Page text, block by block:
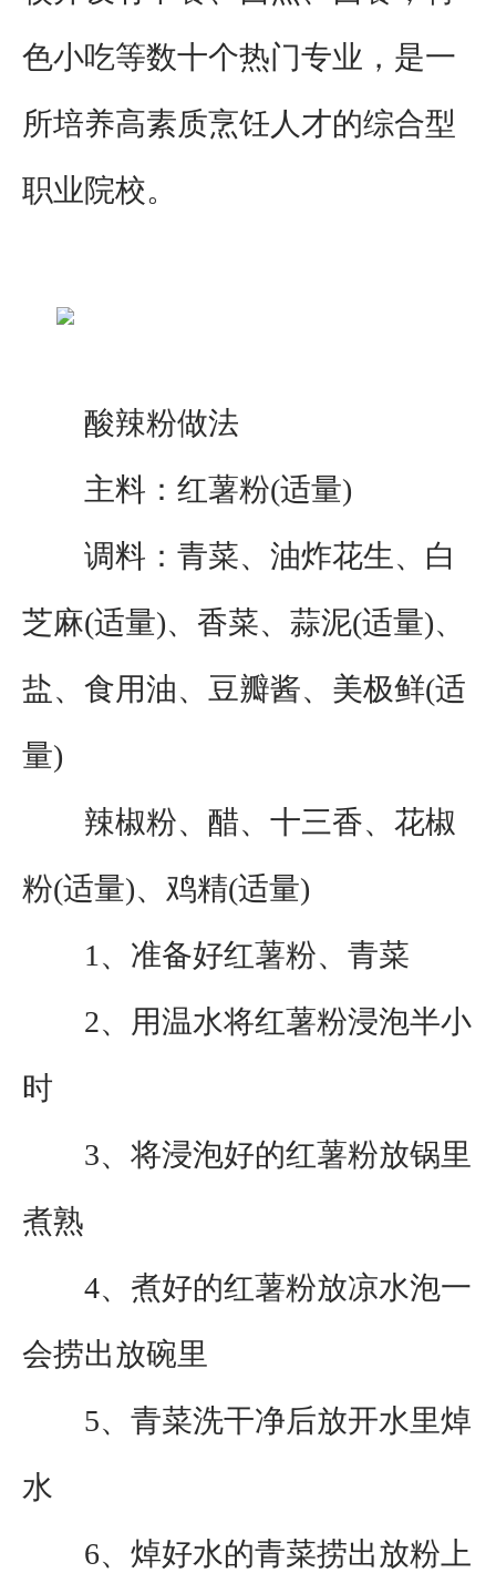
色小吃等数十个热门专业，是一
所培养高素质烹饪人才的综合型
职业院校。
酸辣粉做法
主料：红薯粉(适量)
调料：青菜、油炸花生、白
芝麻(适量)、香菜、蒜泥(适量)、
盐、食用油、豆瓣酱、美极鲜(适
量)
辣椒粉、醋、十三香、花椒
粉(适量)、鸡精(适量)
1、准备好红薯粉、青菜
2、用温水将红薯粉浸泡半小
时
3、将浸泡好的红薯粉放锅里
煮熟
4、煮好的红薯粉放凉水泡一
会捞出放碗里
5、青菜洗干净后放开水里焯
水
6、焯好水的青菜捞出放粉上